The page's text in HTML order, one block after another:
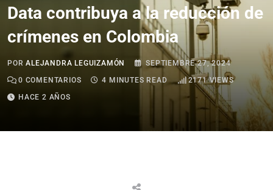
Data contribuya a la reducción de
crímenes en Colombia
PORALEJANDRA LEGUIZAMÓN
SEPTIEMBRE 27, 2024
0 COMENTARIOS 4 MINUTES READ 2171VIEWS
HACE 2 AÑOS